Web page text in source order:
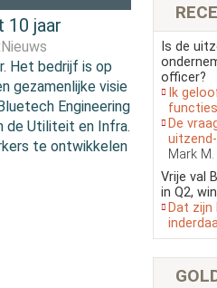
10 jaar
Het bedrijf is op
gezamenlijke visie
Engineering
de Utiliteit en Infra.
te ontwikkelen
Is de
officer?
Ik
De
Mark
Vrije val
in Q2,
Dat zijn